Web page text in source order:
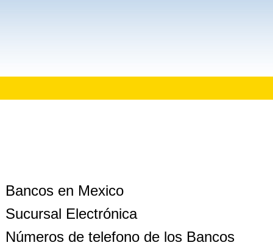
Bancos en Mexico
Sucursal Electrónica
Números de telefono de los Bancos